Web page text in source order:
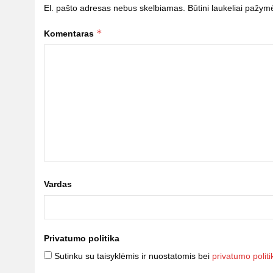
El. pašto adresas nebus skelbiamas. Būtini laukeliai
Komentaras *
Vardas
Privatumo politika
Sutinku su taisyklėmis ir nuostatomis bei privatumo